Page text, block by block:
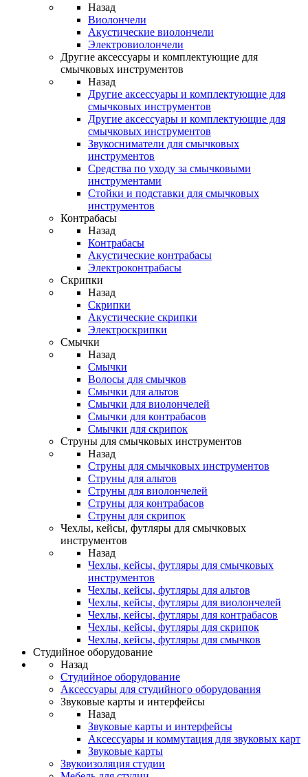
Назад
Виолончели
Акустические виолончели
Электровиолончели
Другие аксессуары и комплектующие для
смычковых инструментов
Назад
Другие аксессуары и комплектующие для
смычковых инструментов
Другие аксессуары и комплектующие для
смычковых инструментов
Звукосниматели для смычковых
инструментов
Средства по уходу за смычковыми
инструментами
Стойки и подставки для смычковых
инструментов
Контрабасы
Назад
Контрабасы
Акустические контрабасы
Электроконтрабасы
Скрипки
Назад
Скрипки
Акустические скрипки
Электроскрипки
Смычки
Назад
Смычки
Волосы для смычков
Смычки для альтов
Смычки для виолончелей
Смычки для контрабасов
Смычки для скрипок
Струны для смычковых инструментов
Назад
Струны для смычковых инструментов
Струны для альтов
Струны для виолончелей
Струны для контрабасов
Струны для скрипок
Чехлы, кейсы, футляры для смычковых
инструментов
Назад
Чехлы, кейсы, футляры для смычковых
инструментов
Чехлы, кейсы, футляры для альтов
Чехлы, кейсы, футляры для виолончелей
Чехлы, кейсы, футляры для контрабасов
Чехлы, кейсы, футляры для скрипок
Чехлы, кейсы, футляры для смычков
Студийное оборудование
Назад
Студийное оборудование
Аксессуары для студийного оборудования
Звуковые карты и интерфейсы
Назад
Звуковые карты и интерфейсы
Аксессуары и коммутация для звуковых карт
Звуковые карты
Звукоизоляция студии